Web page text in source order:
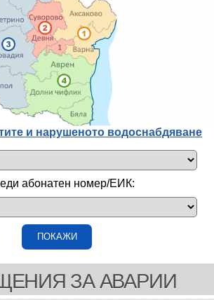
и нарушеното водоснабдяване
абонатен номер/ЕИК:
ЗА АВАРИИ